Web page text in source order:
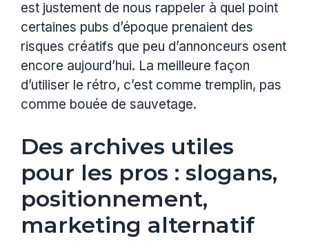
est justement de nous rappeler à quel point
certaines pubs d’époque prenaient des
risques créatifs que peu d’annonceurs osent
encore aujourd’hui. La meilleure façon
d’utiliser le rétro, c’est comme tremplin, pas
comme bouée de sauvetage.
Des archives utiles
pour les pros : slogans,
positionnement,
marketing alternatif